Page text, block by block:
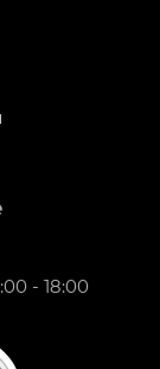
- 18:00